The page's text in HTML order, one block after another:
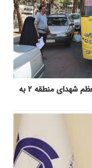
بدرقه کاروان خانواده معظم شهدای منطقه ۲ به